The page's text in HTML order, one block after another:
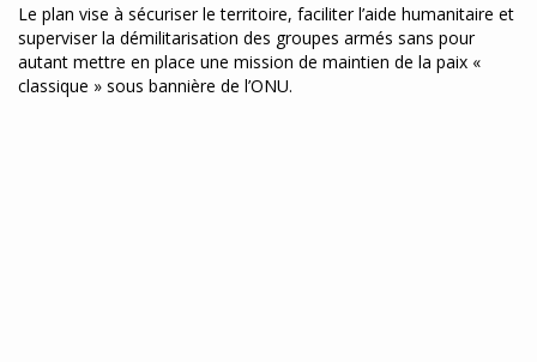
Le plan vise à sécuriser le territoire, faciliter l’aide humanitaire et
superviser la démilitarisation des groupes armés sans pour
autant mettre en place une mission de maintien de la paix «
classique » sous bannière de l’ONU.